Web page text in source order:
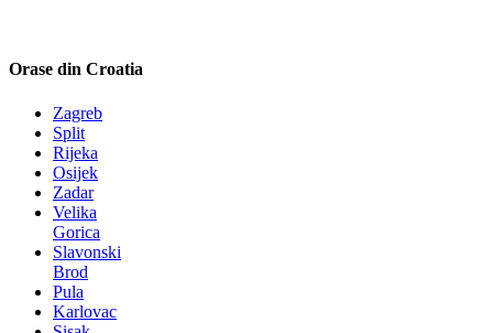
Orase din Croatia
Zagreb
Split
Rijeka
Osijek
Zadar
Velika
Gorica
Slavonski
Brod
Pula
Karlovac